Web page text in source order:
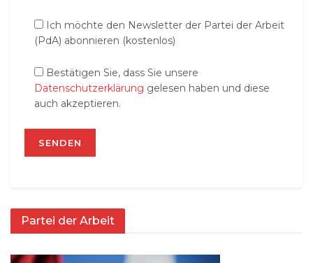
Ich möchte den Newsletter der Partei der Arbeit
(PdA) abonnieren (kostenlos)
Bestätigen Sie, dass Sie unsere
Datenschutzerklärung gelesen haben und diese
auch akzeptieren.
Partei der Arbeit